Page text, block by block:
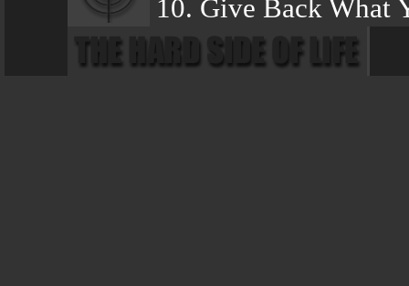
10. Give Back What